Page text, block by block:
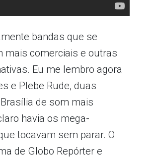
bandas que se
mais comerciais e outras
Eu me lembro agora
e Plebe Rude, duas
de som mais
havia os mega-
tocavam sem parar. O
de Globo Repórter e